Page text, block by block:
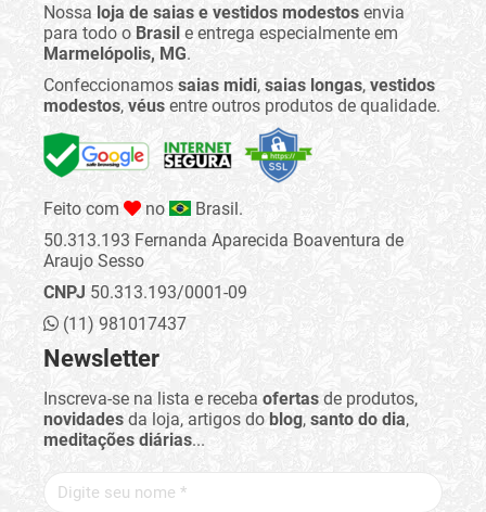
Nossa loja de saias e vestidos modestos envia
para todo o Brasil e entrega especialmente em
Marmelópolis, MG.
Confeccionamos saias midi, saias longas, vestidos
modestos, véus entre outros produtos de qualidade.
Feito com no
Brasil.
50.313.193 Fernanda Aparecida Boaventura de
Araujo Sesso
CNPJ 50.313.193/0001-09
(11) 981017437
Newsletter
Inscreva-se na lista e receba ofertas de produtos,
novidades da loja, artigos do blog, santo do dia,
meditações diárias...